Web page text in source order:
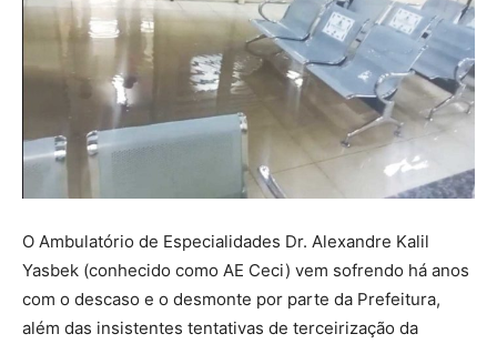
O Ambulatório de Especialidades Dr. Alexandre Kalil
Yasbek (conhecido como AE Ceci) vem sofrendo há anos
com o descaso e o desmonte por parte da Prefeitura,
além das insistentes tentativas de terceirização da